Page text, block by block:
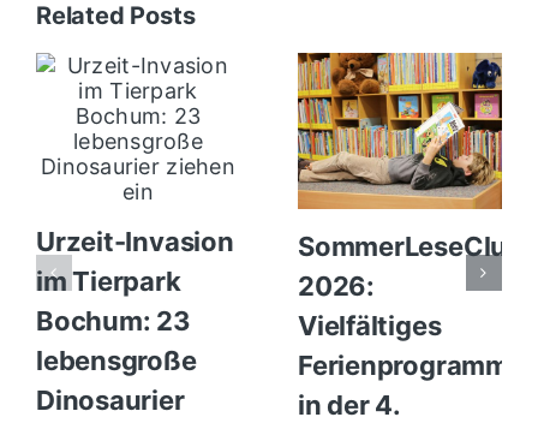
Related Posts
Urzeit-Invasion
im Tierpark
Bochum: 23
lebensgroße
Dinosaurier
SommerLeseClub
2026:
Vielfältiges
Ferienprogramm
in der 4.